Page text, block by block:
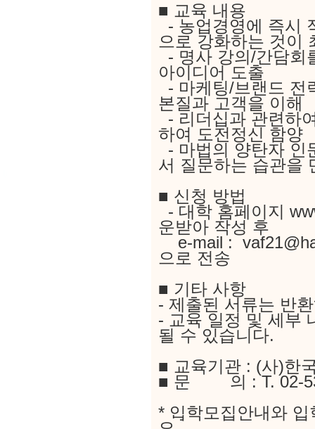
■ 교육 내용
- 농업경영에 즉시
으로 강화하는 것이
- 명사 강의/간담회
아이디어 도출
- 마케팅/브랜드 전
본질과 고객을 이해
- 리더십과 관련하
하여 도전정신 함양
- 마법의 양탄자 인
서 질문하는 습관을
■ 신청 방법
- 대학 홈페이지
운받아 작성 후
e-mail :
으로 전송
■ 기타 사항
- 제출된 서류는 반
- 교육 일정 및 세부
될 수 있습니다.
■ 교육기관 : (사)한
■ 문 의 : T. 02-
* 입학모집안내와